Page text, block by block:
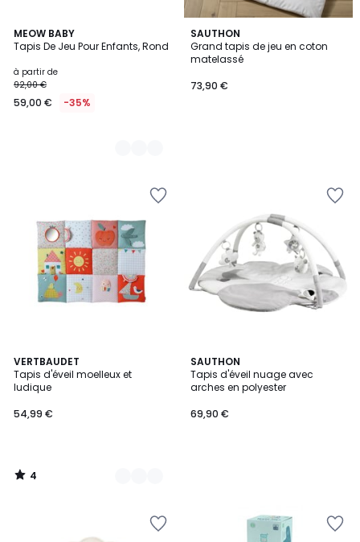
MEOW BABY
Tapis De Jeu Pour Enfants, Rond
à partir de
92,00 €
59,00 € -35%
2
Couleurs
SAUTHON
Grand tapis de jeu en coton
matelassé
73,90 €
VERTBAUDET
Tapis d'éveil moelleux et
ludique
54,99 €
4
/
5
3
Couleurs
4
/
SAUTHON
Tapis d'éveil nuage avec
arches en polyester
69,90 €